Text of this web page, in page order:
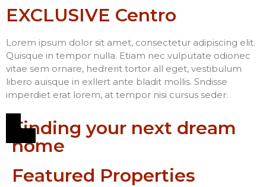
EXCLUSIVE Centro
Lorem ipsum dolor sit amet, consectetur adipiscing elit.
Quisque in tempor nulla. Etiam nec vulputate odionec
vitae sem ornare, hedrerit tortor all eget, vestibulum
libero auisque in exllert ante bladit mollis. Sndisse
imperdiet erat lorem, at tempor nisi cursus seder.
Finding your next dream
home
Featured Properties